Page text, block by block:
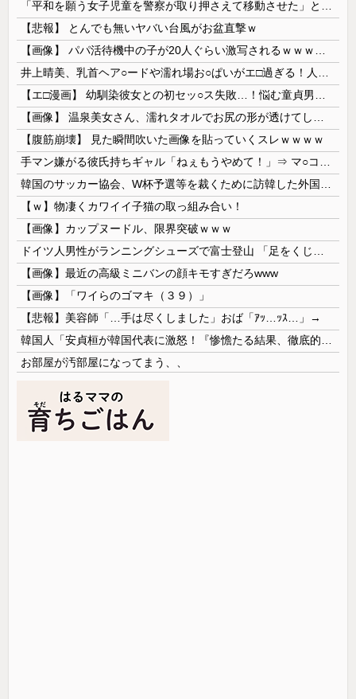
【悲報】 とんでも無いヤバい台風がお盆直撃ｗ
【腹筋崩壊】 見た瞬間吹いた画像を貼っていくスレｗｗｗｗ
【ｗ】物凄くカワイイ子猫の取っ組み合い！
【画像】カップヌードル、限界突破ｗｗｗ
【画像】最近の高級ミニバンの顔キモすぎだろwww
【画像】「ワイらのゴマキ（３９）」
【悲報】美容師「…手は尽くしました」おば「ｱｯ…ｯｽ…」→
お部屋が汚部屋になってまう、、